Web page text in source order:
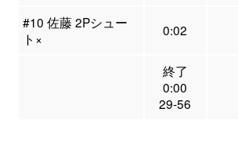
#10 佐藤 2Pシュー
ト×
0:02
終了
0:00
29-56